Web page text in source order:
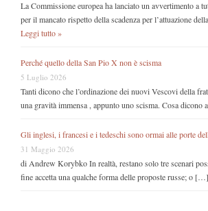
La Commissione europea ha lanciato un avvertimento a
per il mancato rispetto della scadenza per l’attuazione
Leggi tutto »
Perché quello della San Pio X non è scisma
5 Luglio 2026
Tanti dicono che l’ordinazione dei nuovi Vescovi della
una gravità immensa , appunto uno scisma. Cosa dicono
Gli inglesi, i francesi e i tedeschi sono ormai alle porte
31 Maggio 2026
di Andrew Korybko In realtà, restano solo tre scenari
fine accetta una qualche forma delle proposte russe; o